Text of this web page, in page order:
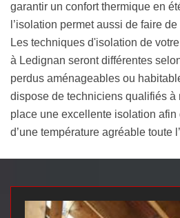
garantir un confort thermique en
l’isolation permet aussi de faire
Les techniques d'isolation de
à Ledignan seront différentes
perdus aménageables ou
dispose de techniciens qualifiés à
place une excellente isolation
d’une température agréable toute